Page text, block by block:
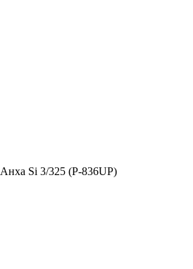
Анха Si 3/325 (Р-836UP)